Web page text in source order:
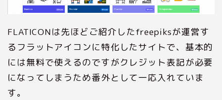
FLATICONは先ほどご紹介したfreepiksが運営す
るフラットアイコンに特化したサイトで、基本的
には無料で使えるのですがクレジット表記が必要
になってしまうため番外として一応入れていま
す。